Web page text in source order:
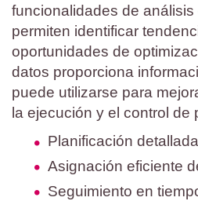
funcionalidades de
permiten identificar
oportunidades de
datos proporciona
puede utilizarse para
la ejecución y el control de
Planificación
Asignación eficiente
Seguimiento en